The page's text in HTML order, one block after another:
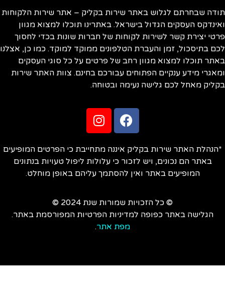
שבחרתם לגלוש באתר שירות בקליק – אתר שירות הלקוחות
העסקים הגדול בישראל. באתרינו תוכלו למצוא מגוון
יצירת קשר לשירות לקוחות של חברות שונות בכדי לחסוך
בתיסכול, זמן והעברת הטלפונים ממוקד למוקד. כמו כן, אצלנו
תוכלו למצוא מגוון רחב של פרטים על כל סוגי העסקים
מידע ענקיים הפתוחים עבורכם בחינם. צוות האתר שירות
מאחל לכם גלישה נעימה ובטוחה.
האתר שירות בקליק איננה מתחייבת כי הפרטים המופיעים
באתר הם נכונים, ויש לזכור כי עלולות ליפול טעויות בנתונים
המופיעים באתר ואין להסתמך עליהם באופן מוחלט.
© כל הזכויות שמורות שנת 2024 ©
הגלישה באתר כפופה למדיניות הפרטיות המפורסמת באתר.
מפת אתר.